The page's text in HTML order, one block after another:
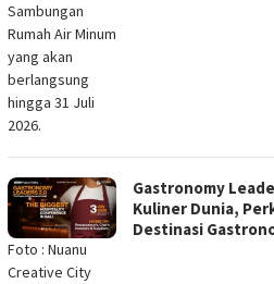
Sambungan
Rumah Air Minum
yang akan
berlangsung
hingga 31 Juli
2026.
Foto : Nuanu
Creative City
Gastronomy
Kuliner Dunia,
Destinasi